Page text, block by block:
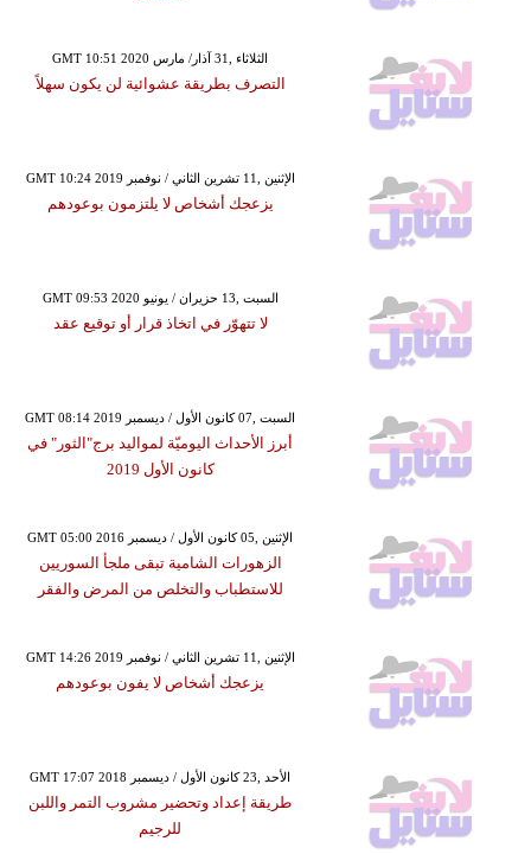
GMT 10:51 2020 الثلاثاء ,31 آذار/ مارس
التصرف بطريقة عشوائية لن يكون سهلاً
GMT 10:24 2019 الإثنين ,11 تشرين الثاني / نوفمبر
يزعجك أشخاص لا يلتزمون بوعودهم
GMT 09:53 2020 السبت ,13 حزيران / يونيو
لا تتهوّر في اتخاذ قرار أو توقيع عقد
GMT 08:14 2019 السبت ,07 كانون الأول / ديسمبر
أبرز الأحداث اليوميّة لمواليد برج"الثور" في
كانون الأول 2019
GMT 05:00 2016 الإثنين ,05 كانون الأول / ديسمبر
الزهورات الشامية تبقى ملجأ السوريين
للاستطباب والتخلص من المرض والفقر
GMT 14:26 2019 الإثنين ,11 تشرين الثاني / نوفمبر
يزعجك أشخاص لا يفون بوعودهم
GMT 17:07 2018 الأحد ,23 كانون الأول / ديسمبر
طريقة إعداد وتحضير مشروب التمر واللبن
للرجيم